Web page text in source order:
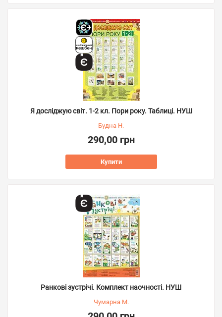
Я досліджую світ. 1-2 кл. Пори року. Таблиці. НУШ
Будна Н.
290,00 грн
Купити
Ранкові зустрічі. Комплект наочності. НУШ
Чумарна М.